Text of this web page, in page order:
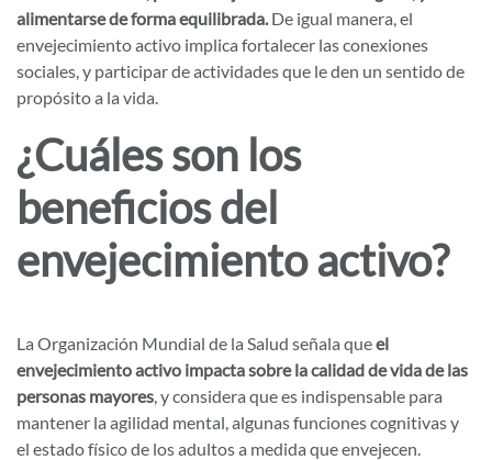
alimentarse de forma equilibrada.De igual manera, el
envejecimiento activo implica fortalecer las conexiones
sociales, y participar de actividades que le den un sentido de
propósito a la vida.
¿Cuáles son los
beneficios del
envejecimiento activo?
La Organización Mundial de la Salud señala queel
envejecimiento activo impacta sobre la calidad de vida de las
personas mayores, y considera que es indispensable para
mantener la agilidad mental, algunas funciones cognitivas y
el estado físico de los adultos a medida que envejecen.